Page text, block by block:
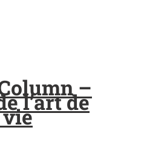
–
l’art de